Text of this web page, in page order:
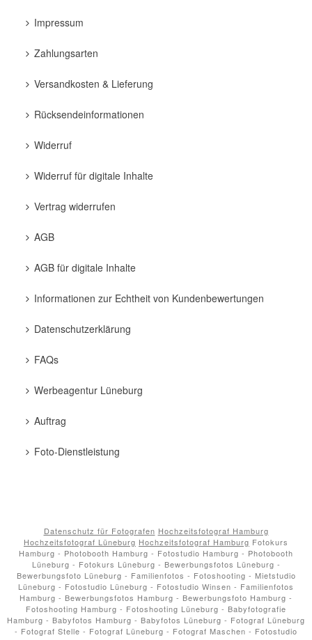
Impressum
Zahlungsarten
Versandkosten & Lieferung
Rücksendeinformationen
Widerruf
Widerruf für digitale Inhalte
Vertrag widerrufen
AGB
AGB für digitale Inhalte
Informationen zur Echtheit von Kundenbewertungen
Datenschutzerklärung
FAQs
Werbeagentur Lüneburg
Auftrag
Foto-Dienstleistung
Datenschutz für Fotografen Hochzeitsfotograf Hamburg
Hochzeitsfotograf Lüneburg Hochzeitsfotograf Hamburg Fotokurs
Hamburg - Photobooth Hamburg - Fotostudio Hamburg - Photobooth
Lüneburg - Fotokurs Lüneburg - Bewerbungsfotos Lüneburg -
Bewerbungsfoto Lüneburg - Familienfotos - Fotoshooting - Mietstudio
Lüneburg - Fotostudio Lüneburg - Fotostudio Winsen - Familienfotos
Hamburg - Bewerbungsfotos Hamburg - Bewerbungsfoto Hamburg -
Fotoshooting Hamburg - Fotoshooting Lüneburg - Babyfotografie
Hamburg - Babyfotos Hamburg - Babyfotos Lüneburg - Fotograf Lüneburg
- Fotograf Stelle - Fotograf Lüneburg - Fotograf Maschen - Fotostudio